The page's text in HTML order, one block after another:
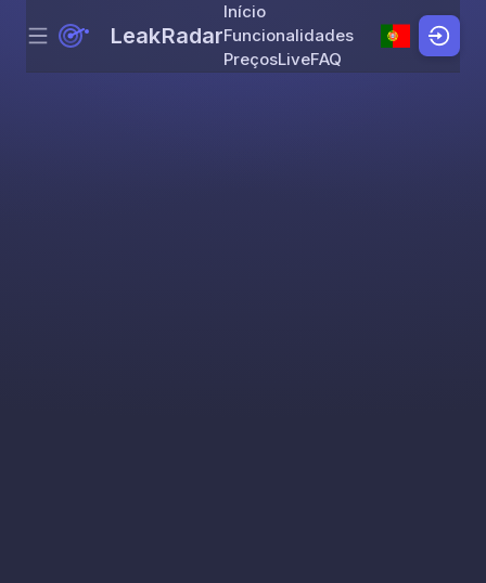
Skip to content
Menu LeakRadar
Início
Funcionalidades
PreçosLiveFAQ